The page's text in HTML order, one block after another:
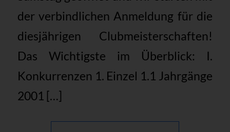
der verbindlichen Anmeldung für die
diesjährigen Clubmeisterschaften!
Das Wichtigste im Überblick: I.
Konkurrenzen 1. Einzel 1.1 Jahrgänge
2001 […]